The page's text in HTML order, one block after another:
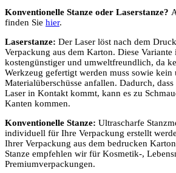
Konventionelle Stanze oder Laserstanze?
finden Sie hier.
Laserstanze: Der Laser löst nach dem
Verpackung aus dem Karton. Diese Variante
kostengünstiger und umweltfreundlich, da
Werkzeug gefertigt werden muss sowie kein
Materialüberschüsse anfallen. Dadurch,
Laser in Kontakt kommt, kann es zu
Kanten kommen.
Konventionelle Stanze: Ultrascharfe
individuell für Ihre Verpackung erstellt
Ihrer Verpackung aus dem bedrucken
Stanze empfehlen wir für Kosmetik-,
Premiumverpackungen.